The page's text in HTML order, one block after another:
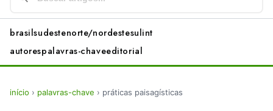
brasilsudestenorte/nordestesulint
autorespalavras-chaveeditorial
início › palavras-chave › práticas paisagísticas